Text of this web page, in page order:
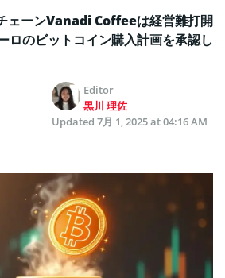
ェーンVanadi Coffeeは経営難打開
ロのビットコイン購入計画を承認し
Editor
黒川 理佐
Updated 7月 1, 2025 at 04:16 AM